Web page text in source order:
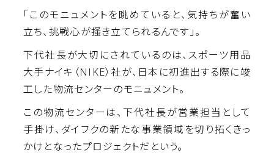
「このモニュメントを眺めていると、気持ちが奮い
立ち、挑戦心が掻き立てられるんです」。
下代社長が大切にされているのは、スポーツ用品
大手ナイキ（NIKE）社が、日本に初進出する際に竣
工した物流センターのモニュメント。
この物流センターは、下代社長が営業担当として
手掛け、ダイフクの新たな事業領域を切り拓くきっ
かけとなったプロジェクトだという。